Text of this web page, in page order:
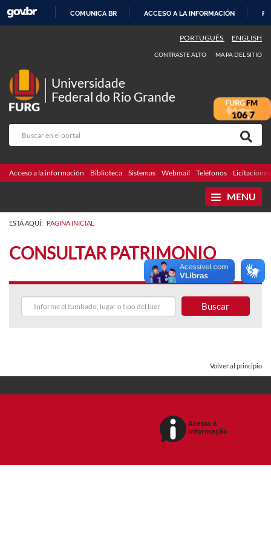
CONTENIDO
COMUNICA BR ACCESO A LA INFORMACIÓN
PORTUGUÊS ENGLISH
CONTRASTE ALTO MAPA DEL SITIO
Universidade
Federal do Rio Grande
Acceso a la información Biblioteca Sistemas Webmail Teléfonos Licitaciones
MENU
ESTÁ AQUÍ: PAGINA INICIAL
CONSULTAR PATRIMONIO
Buscar
Volver al principio